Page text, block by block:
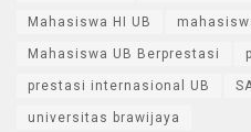
Mahasiswa HI UB
Mahasiswa UB Berprestasi
prestasi internasional UB
universitas brawijaya